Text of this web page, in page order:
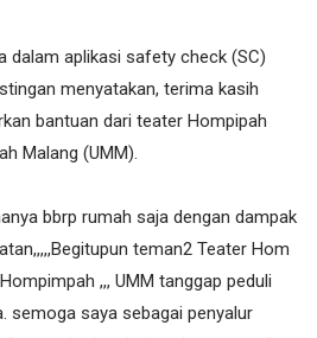
dalam aplikasi safety check (SC)
menyatakan, terima kasih
bantuan dari teater Hompipah
Malang (UMM).
bbrp rumah saja dengan dampak
teman2 Teater Hom
,,, UMM tanggap peduli
semoga saya sebagai penyalur